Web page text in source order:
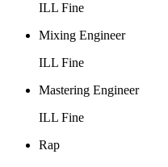
ILL Fine
Mixing Engineer
ILL Fine
Mastering Engineer
ILL Fine
Rap